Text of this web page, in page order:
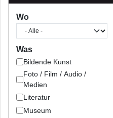
Wo
Was
Bildende Kunst
Foto / Film / Audio /
Medien
Literatur
Museum